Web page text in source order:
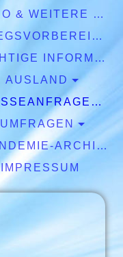
CORO & WEITERE PANDEMIEN
KRIEGSVORBEREITUNGEN
WICHTIGE INFORMATIONEN
AUSLAND
PRESSEANFRAGEN & EXPERTISEN
UMFRAGEN
PLANDEMIE-ARCHIV
IMPRESSUM